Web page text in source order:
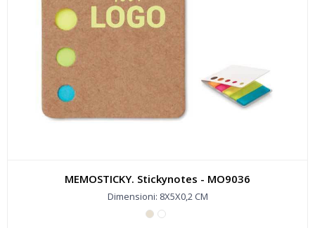
MEMOSTICKY. Stickynotes - MO9036
Dimensioni: 8X5X0,2 CM